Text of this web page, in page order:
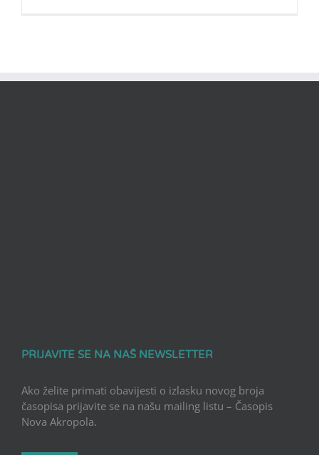
PRIJAVITE SE NA NAŠ NEWSLETTER
Ako želite primati obavijesti o izlasku novog broja
časopisa prijavite se na našu mailing listu – Časopis
Nova Akropola.